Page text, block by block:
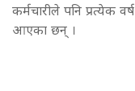
कर्मचारीले पनि प्रत्येक
आएका छन् ।